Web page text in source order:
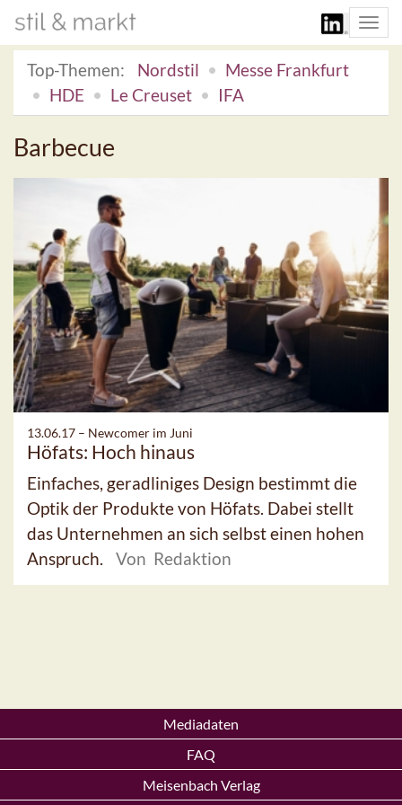
Top-Themen:
Nordstil
Messe Frankfurt
HDE
Le Creuset IFA
Barbecue
13.06.17 – Newcomer im Juni
Höfats: Hoch hinaus
Einfaches, geradliniges Design bestimmt die
Optik der Produkte von Höfats. Dabei stellt
das Unternehmen an sich selbst einen hohen
Anspruch.
Von Redaktion
Mediadaten
FAQ
Meisenbach Verlag